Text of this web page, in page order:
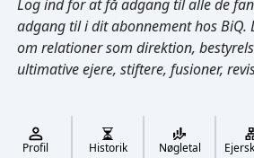
Cmd/Ctrl + K
Log indfor at få adgang til alle de
adgang til i dit abonnement hos BiQ.
om relationer som direktion,
ultimative ejere, stiftere, fusioner,
Profil Historik Nøgletal